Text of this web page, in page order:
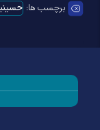
برچسب ها: